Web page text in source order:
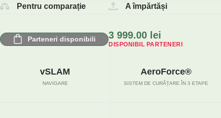
Pentru comparație A împărtăși
Parteneri disponibili 3 999.00 lei
DISPONIBIL PARTENERI
vSLAM
NAVIGARE
AeroForce®
SISTEM DE CURĂȚARE ÎN 3 ETAPE